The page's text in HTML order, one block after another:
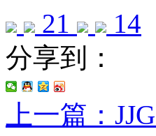
21
14
分享到：
上一篇：